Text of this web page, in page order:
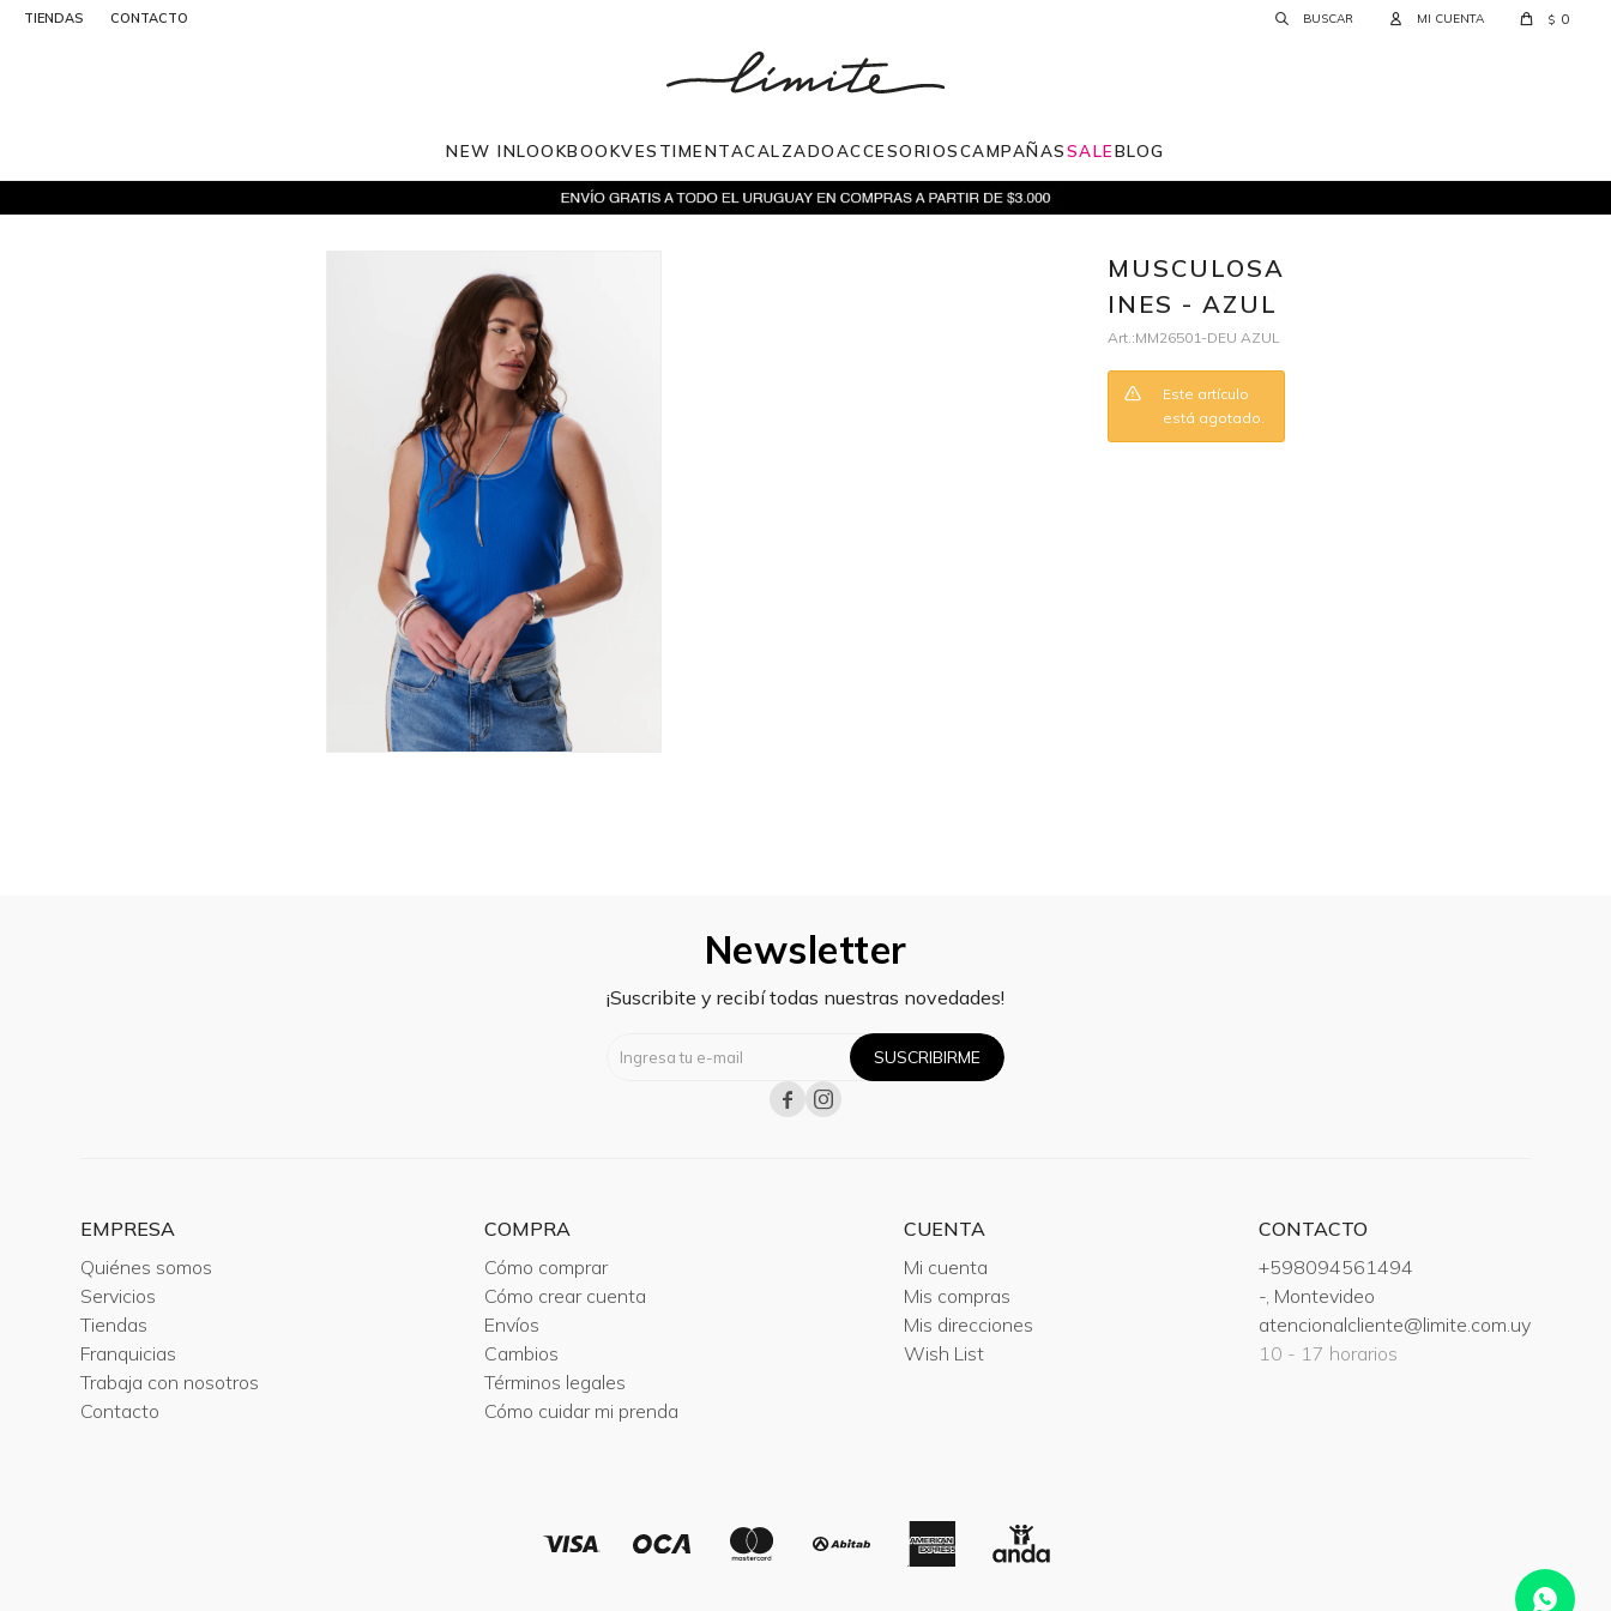
NEW INLOOKBOOKVESTIMENTACALZADOACCESORIOSCAMPAÑASSALEBLOG
TIENDAS CONTACTO $ 0
MUSCULOSA
INES - AZUL
MM26501-DEU AZUL
Este artículo
está agotado.
Newsletter
¡Suscribite y recibí todas nuestras novedades!
SUSCRIBIRME
 
EMPRESA
Quiénes somos
Servicios
Tiendas
Franquicias
Trabaja con nosotros
Contacto
COMPRA
Cómo comprar
Cómo crear cuenta
Envíos
Cambios
Términos legales
Cómo cuidar mi prenda
CUENTA
Mi cuenta
Mis compras
Mis direcciones
Wish List
CONTACTO
+598094561494
-, Montevideo
atencionalcliente@limite.com.uy
10 - 17 horarios